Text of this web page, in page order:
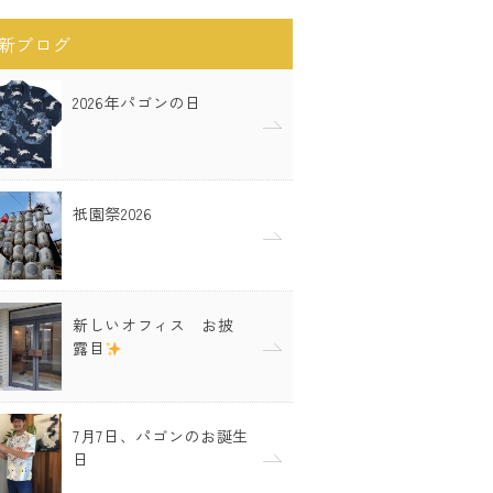
ブログ
2026年パゴンの日
祇園祭2026
新しいオフィス お披
露目
7月7日、パゴンのお誕生
日